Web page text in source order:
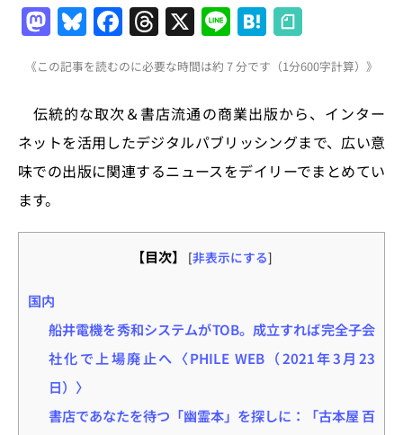
M
a
st
o
d
o
Bl
u
e
s
k
y
F
a
c
e
b
o
k
T
h
re
a
d
s
X Li
n
e
H
at
e
n
a
《この記事を読むのに必要な時間は約 7 分です（1分600字計算）》
伝統的な取次＆書店流通の商業出版から、インター
ネットを活用したデジタルパブリッシングまで、広い意
味での出版に関連するニュースをデイリーでまとめてい
ます。
【目次】 [非表示にする]
国内
船井電機を秀和システムがTOB。成立すれば完全子会
社化で上場廃止へ〈PHILE WEB（2021年3月23
日）〉
書店であなたを待つ「幽霊本」を探しに：「古本屋 百